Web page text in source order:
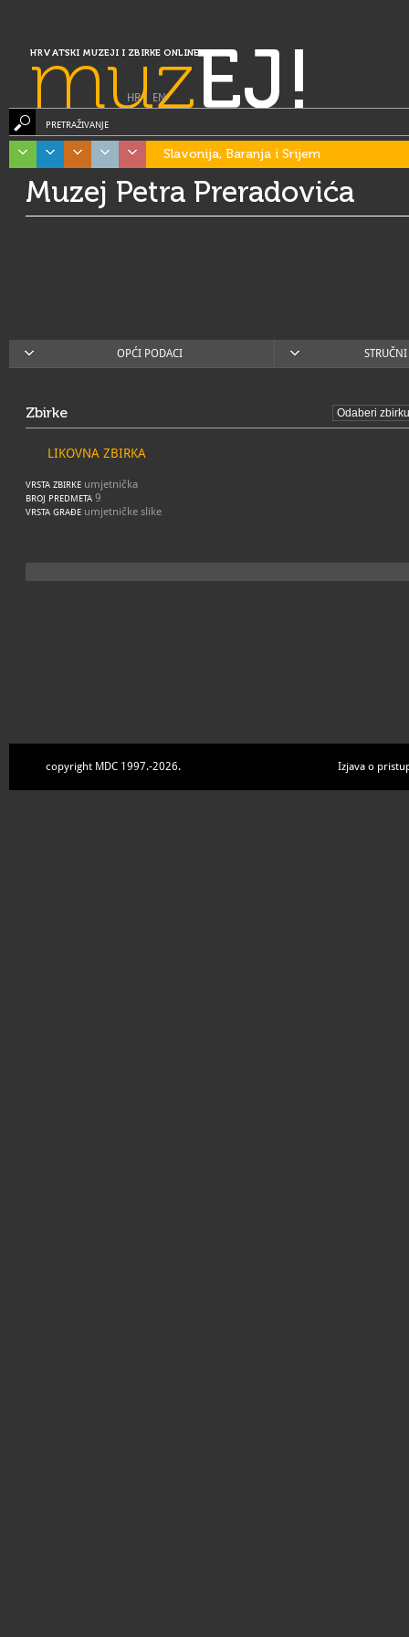
HRVATSKI MUZEJI I ZBIRKE ONLINE
muzEJ!
HR| EN
PRETRAŽIVANJE
Slavonija, Baranja i Srijem
Muzej Petra Preradovića
OPĆI PODACI
Zbirke
LIKOVNA ZBIRKA
VRSTA ZBIRKE umjetnička
BROJ PREDMETA 9
VRSTA GRAĐE umjetničke slike
copyright MDC 1997.-2026. Izjava o